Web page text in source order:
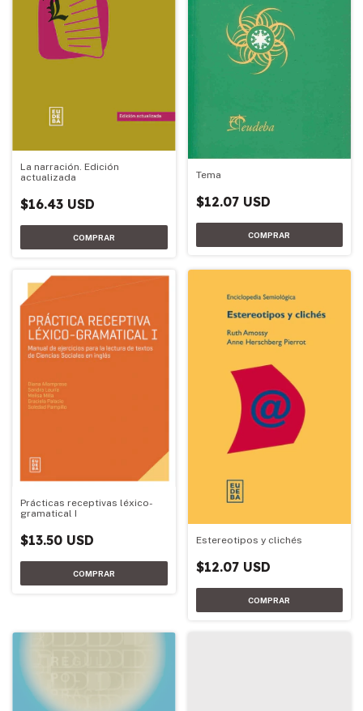
La narración. Edición
actualizada
$16.43 USD
Tema
$12.07 USD
Prácticas receptivas léxico-
gramatical I
$13.50 USD Estereotipos y clichés
$12.07 USD